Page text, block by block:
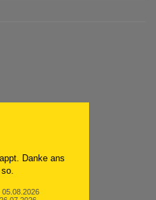
Danke ans
05.08.2026